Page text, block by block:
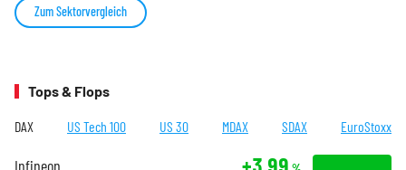
Zum Sektorvergleich
Tops & Flops
DAX US Tech 100 US 30 MDAX SDAX EuroStoxx
Infineon